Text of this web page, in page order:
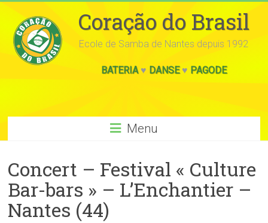
Coração do Brasil
Ecole de Samba de Nantes depuis 1992
BATERIA♥ DANSE♥ PAGODE
Menu
Concert – Festival « Culture
Bar-bars » – L’Enchantier –
Nantes (44)